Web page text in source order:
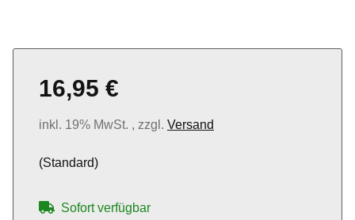
16,95 €
inkl. 19% MwSt. , zzgl. Versand
(Standard)
Sofort verfügbar